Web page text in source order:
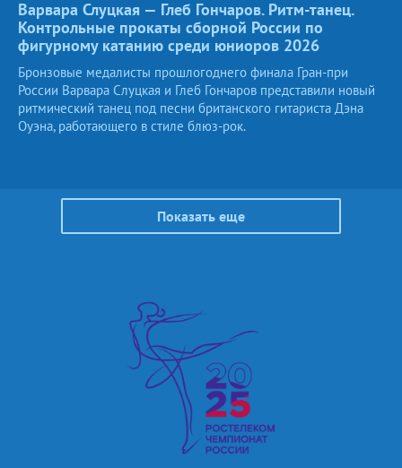
Варвара Слуцкая — Глеб Гончаров. Ритм-танец.
Контрольные прокаты сборной России по
фигурному катанию среди юниоров 2026
Бронзовые медалисты прошлогоднего финала Гран-при
России Варвара Слуцкая и Глеб Гончаров представили новый
ритмический танец под песни британского гитариста Дэна
Оуэна, работающего в стиле блюз-рок.
Показать еще